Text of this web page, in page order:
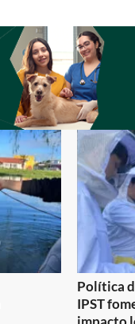
Política
IPST